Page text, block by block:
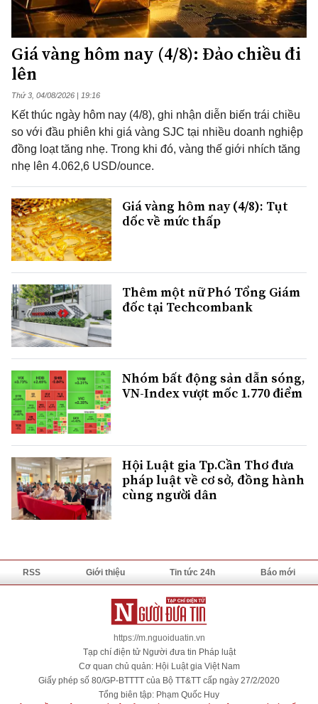
Giá vàng hôm nay (4/8): Đảo chiều đi
lên
Thứ 3, 04/08/2026 | 19:16
Kết thúc ngày hôm nay (4/8), ghi nhận diễn biến trái chiều
so với đầu phiên khi giá vàng SJC tại nhiều doanh nghiệp
đồng loạt tăng nhẹ. Trong khi đó, vàng thế giới nhích tăng
nhẹ lên 4.062,6 USD/ounce.
Giá vàng hôm nay (4/8): Tụt
dốc về mức thấp
Thêm một nữ Phó Tổng Giám
đốc tại Techcombank
Nhóm bất động sản dẫn sóng,
VN-Index vượt mốc 1.770 điểm
Hội Luật gia Tp.Cần Thơ đưa
pháp luật về cơ sở, đồng hành
cùng người dân
RSS Giới thiệu Tin tức 24h Báo mới
https://m.nguoiduatin.vn
Tạp chí điện tử Người đưa tin Pháp luật
Cơ quan chủ quản: Hội Luật gia Việt Nam
Giấy phép số 80/GP-BTTTT của Bộ TT&TT cấp ngày 27/2/2020
Tổng biên tập: Phạm Quốc Huy